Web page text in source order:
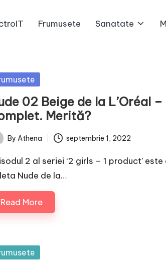
Frumusete Sanatate
02 Beige de la L’Oréal
Merită?
By Athena septembrie 1, 2022
2 al seriei ‘2 girls – 1 product’
Nude de la…
Read More